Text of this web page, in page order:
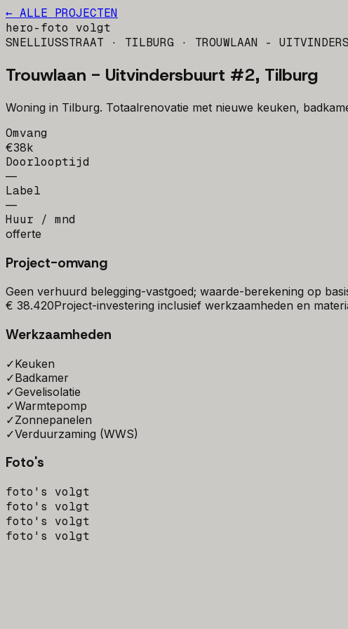
← ALLE PROJECTEN
hero-foto volgt
SNELLIUSSTRAAT · TILBURG · TROUWLAAN -
Trouwlaan - Uitvindersbuurt #2, Tilburg
Woning in Tilburg. Totaalrenovatie met nieuwe keuken,
Omvang
€38k
Doorlooptijd
—
Label
—
Huur / mnd
offerte
Project-omvang
Geen verhuurd belegging-vastgoed; waarde-berekening op
€ 38.420Project-investering inclusief werkzaamheden en
Werkzaamheden
✓Keuken
✓Badkamer
✓Gevelisolatie
✓Warmtepomp
✓Zonnepanelen
✓Verduurzaming (WWS)
Foto's
foto's volgt
foto's volgt
foto's volgt
foto's volgt